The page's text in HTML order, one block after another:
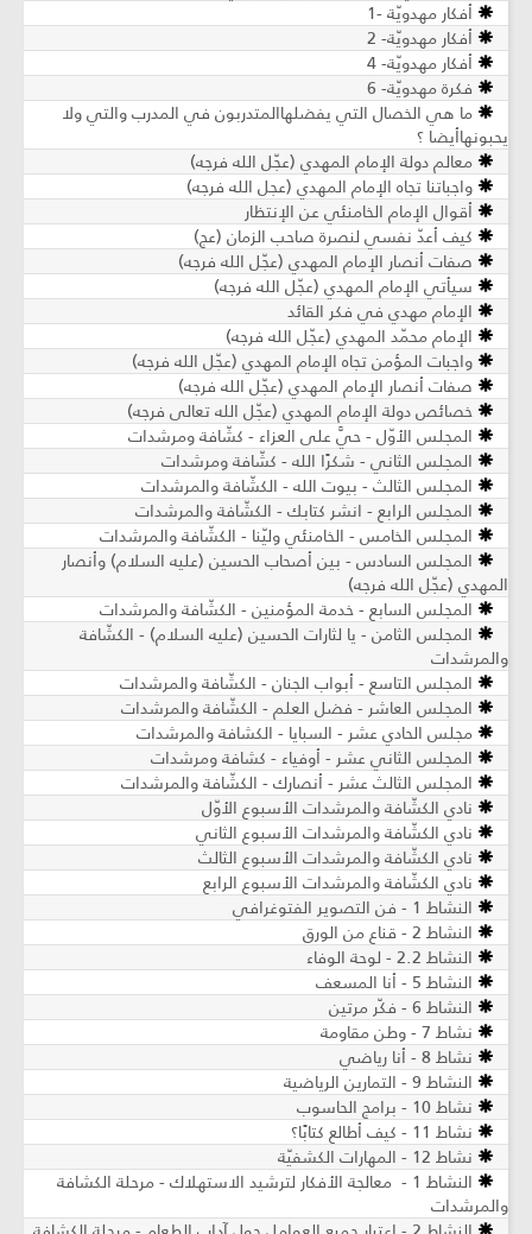
أفكار مهدويّة -1
أفكار مهدويّة- 2
أفكار مهدويّة- 4
فكرة مهدويّة- 6
ما هي الخصال التي يفضلهاالمتدربون في المدرب والتي ولا
يحبونهاأيضا ؟
معالم دولة الإمام المهدي (عجّل الله فرجه)
واجباتنا تجاه الإمام المهدي (عجل الله فرجه)
أقوال الإمام الخامنئي عن الإنتظار
كيف أعدّ نفسي لنصرة صاحب الزمان (عج)
صفات أنصار الإمام المهدي (عجّل الله فرجه)
سيأتي الإمام المهدي (عجّل الله فرجه)
الإمام مهدي في فكر القائد
الإمام محمّد المهدي (عجّل الله فرجه)
واجبات المؤمن تجاه الإمام المهدي (عجّل الله فرجه)
صفات أنصار الإمام المهدي (عجّل الله فرجه)
خصائص دولة الإمام المهدي (عجّل الله تعالى فرجه)
المجلس الأوّل - حيَّ على العزاء - كشّافة ومرشدات
المجلس الثاني - شكرًا الله - كشّافة ومرشدات
المجلس الثالث - بيوت الله - الكشّافة والمرشدات
المجلس الرابع - انشر كتابك - الكشّافة والمرشدات
المجلس الخامس - الخامنئي وليّنا - الكشّافة والمرشدات
المجلس السادس - بين أصحاب الحسين (عليه السلام) وأنصار
المهدي (عجّل الله فرجه)
المجلس السابع - خدمة المؤمنين - الكشّافة والمرشدات
المجلس الثامن - يا لثارات الحسين (عليه السلام) - الكشّافة
والمرشدات
المجلس التاسع - أبواب الجنان - الكشّافة والمرشدات
المجلس العاشر - فضل العلم - الكشّافة والمرشدات
مجلس الحادي عشر - السبايا - الكشافة والمرشدات
المجلس الثاني عشر - أوفياء - كشافة ومرشدات
المجلس الثالث عشر - أنصارك - الكشّافة والمرشدات
نادي الكشّافة والمرشدات الأسبوع الأوّل
نادي الكشّافة والمرشدات الأسبوع الثاني
نادي الكشّافة والمرشدات الأسبوع الثالث
نادي الكشّافة والمرشدات الأسبوع الرابع
النشاط 1 - فن التصوير الفتوغرافي
النشاط 2 - قناع من الورق
النشاط 2.2 - لوحة الوفاء
النشاط 5 - أنا المسعف
النشاط 6 - فكّر مرتين
نشاط 7 - وطن مقاومة
نشاط 8 - أنا رياضي
النشاط 9 - التمارين الرياضية
نشاط 10 - برامج الحاسوب
نشاط 11 - كيف أطالع كتابًا؟
نشاط 12 - المهارات الكشفيّة
النشاط 1 - معالجة الأفكار لترشيد الاستهلاك - مرحلة الكشافة
والمرشدات